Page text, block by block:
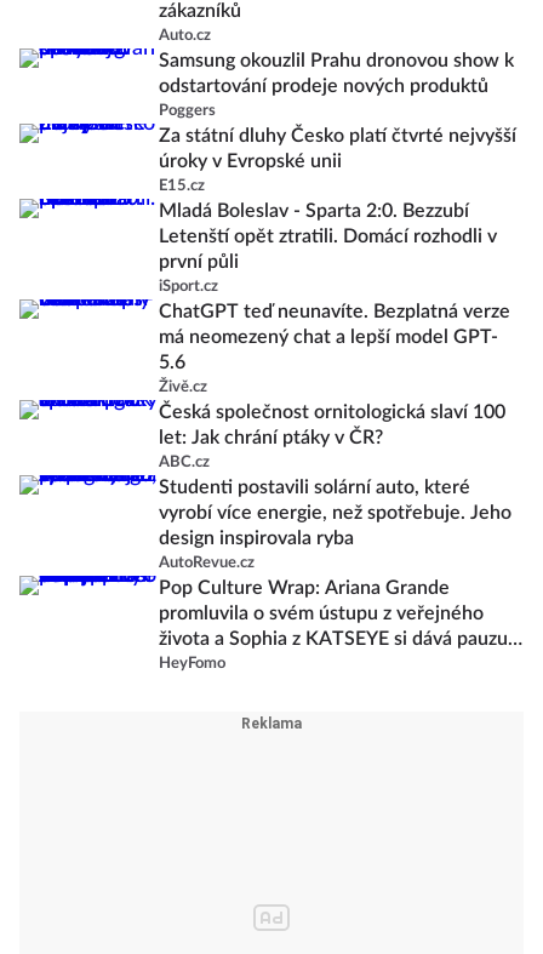
zákazníků
Auto.cz
Samsung okouzlil Prahu dronovou show k
odstartování prodeje nových produktů
Poggers
Za státní dluhy Česko platí čtvrté nejvyšší
úroky v Evropské unii
E15.cz
Mladá Boleslav - Sparta 2:0. Bezzubí
Letenští opět ztratili. Domácí rozhodli v
první půli
iSport.cz
ChatGPT teď neunavíte. Bezplatná verze
má neomezený chat a lepší model GPT-
5.6
Živě.cz
Česká společnost ornitologická slaví 100
let: Jak chrání ptáky v ČR?
ABC.cz
Studenti postavili solární auto, které
vyrobí více energie, než spotřebuje. Jeho
design inspirovala ryba
AutoRevue.cz
Pop Culture Wrap: Ariana Grande
promluvila o svém ústupu z veřejného
života a Sophia z KATSEYE si dává pauzu
od skupiny
HeyFomo